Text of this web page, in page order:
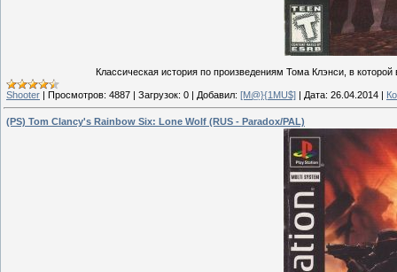
Классическая история по произведениям Тома Клэнси, в
Shooter | Просмотров: 4887 | Загрузок: 0 | Добавил: [M@}{1MU$] | Дата: 26.04.2014 |
(PS) Tom Clancy's Rainbow Six: Lone Wolf (RUS - Paradox/PAL)